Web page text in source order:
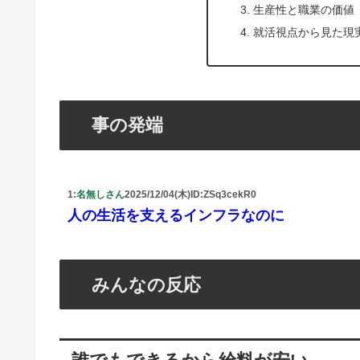
生産性と職業の価値
就活視点から見た現
事の発端
1:名無しさん2025/12/04(木) ID:ZSq3cekR0
人の生活を支えるインフラなのに
みんなの反応